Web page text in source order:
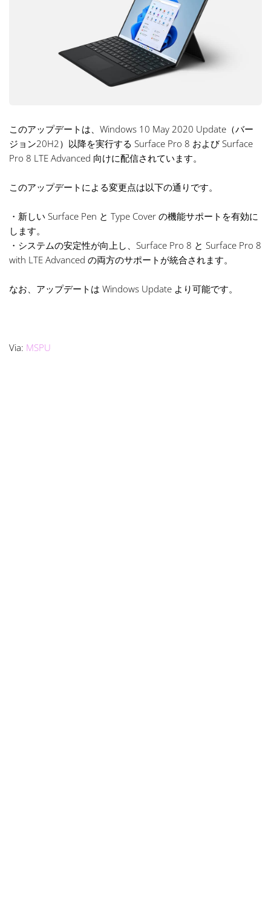
このアップデートは、Windows 10 May 2020 Update（バー
ジョン20H2）以降を実行する Surface Pro 8 および Surface
Pro 8 LTE Advanced 向けに配信されています。
このアップデートによる変更点は以下の通りです。
・新しい Surface Pen と Type Cover の機能サポートを有効に
します。
・システムの安定性が向上し、Surface Pro 8 と Surface Pro 8
with LTE Advanced の両方のサポートが統合されます。
なお、アップデートは Windows Update より可能です。
Via: MSPU